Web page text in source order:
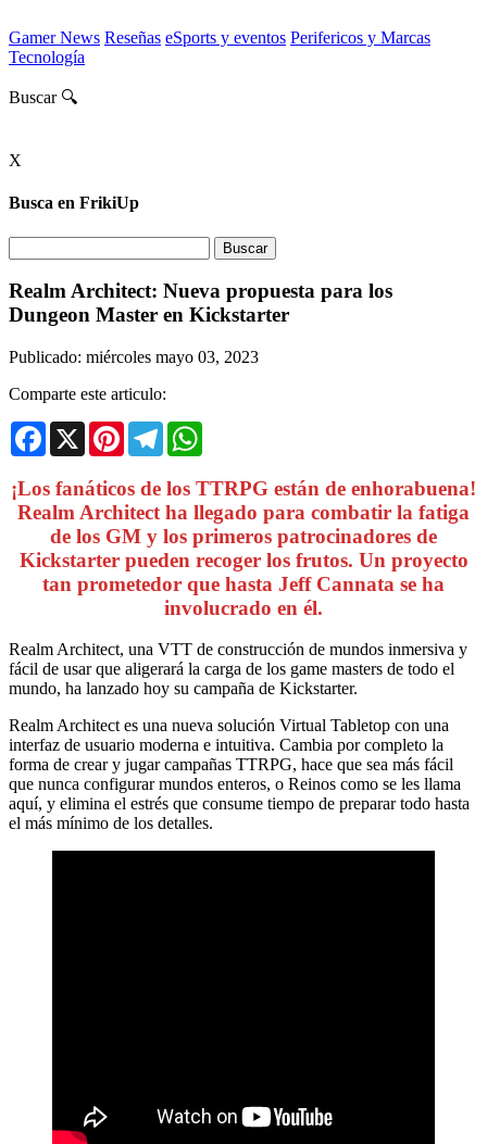
Gamer News Reseñas eSports y eventos Perifericos y Marcas
Tecnología
Buscar 🔍
X
Busca en FrikiUp
Realm Architect: Nueva propuesta para los
Dungeon Master en Kickstarter
Publicado: miércoles mayo 03, 2023
Comparte este articulo:
Facebook
X PinterestTelegram
¡Los fanáticos de los TTRPG están de enhorabuena!
Realm Architect ha llegado para combatir la fatiga
de los GM y los primeros patrocinadores de
Kickstarter pueden recoger los frutos. Un proyecto
tan prometedor que hasta Jeff Cannata se ha
involucrado en él.
Realm Architect, una VTT de construcción de mundos inmersiva y
fácil de usar que aligerará la carga de los game masters de todo el
mundo, ha lanzado hoy su campaña de Kickstarter.
Realm Architect es una nueva solución Virtual Tabletop con una
interfaz de usuario moderna e intuitiva. Cambia por completo la
forma de crear y jugar campañas TTRPG, hace que sea más fácil
que nunca configurar mundos enteros, o Reinos como se les llama
aquí, y elimina el estrés que consume tiempo de preparar todo hasta
el más mínimo de los detalles.